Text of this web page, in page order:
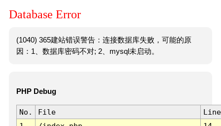
Database Error
(1040) 365建站错误警告：连接数据库失败，可能的原
因：1、数据库密码不对; 2、mysql未启动。
PHP Debug
No. File
Line